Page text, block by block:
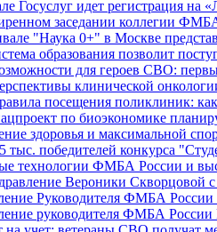
Госуслуг идет регистрация на
заседании коллегии
"Наука 0+" в Москве
образования позволит
для героев СВО:
клинической
посещения поликлиник:
по биоэкономике
здоровья и максимальной
тыс. победителей конкурса
технологии ФМБА России и
Вероники Скворцовой с
Руководителя ФМБА
руководителя ФМБА